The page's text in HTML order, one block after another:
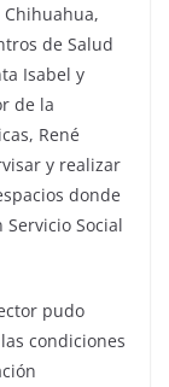
de Salud
Isabel y
de la
René
y realizar
donde
Social
pudo
condiciones